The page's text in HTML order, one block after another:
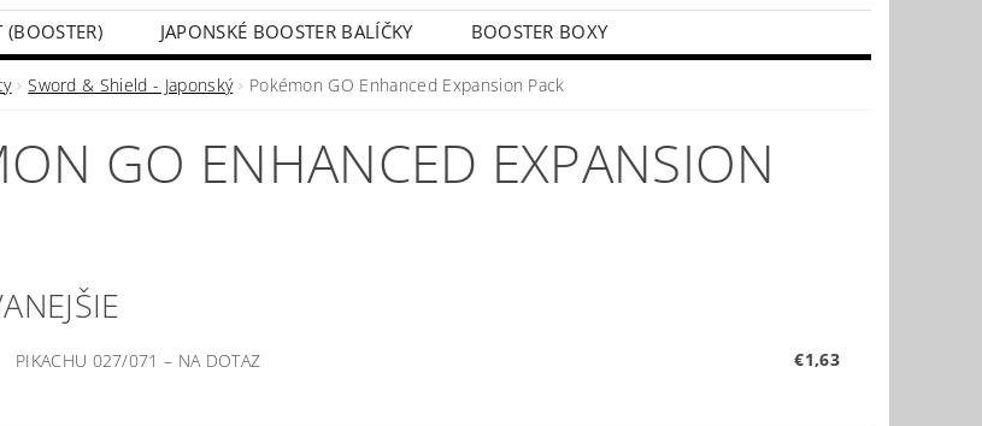
(BOOSTER) JAPONSKÉ BOOSTER BALÍČKY
BOOSTER BOXY
POKÉMON KARTY HOTOVÉ BALÍČKY
PŘÍSLUŠENSTVÍ KE KARTÁM
Sword & Shield - Japonský Pokémon GO Enhanced Expansion Pack
GO ENHANCED EXPANSION
PIKACHU 027/071– NA DOTAZ €1,63